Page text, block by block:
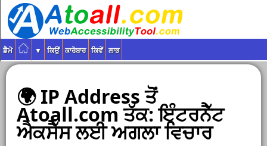
ਡੈਮੋ ▼ ਕਿਉਂ ਕਾਰੋਬਾਰ ਕਿਵੇਂ ਲਾਭ
🌍 IP Address ਤੋਂ
Atoall.com ਤੱਕ: ਇੰਟਰਨੈੱਟ
ਐਕਸੈੱਸ ਲਈ ਅਗਲਾ ਵਿਚਾਰ